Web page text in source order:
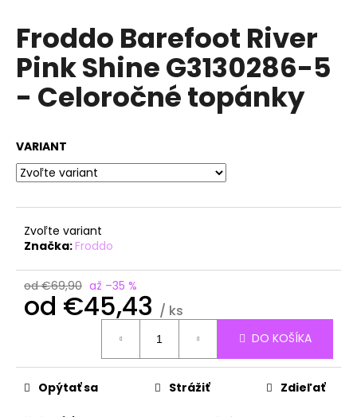
Froddo Barefoot River
Pink Shine G3130286-5
- Celoročné topánky
VARIANT
Zvoľte variant
Značka:Froddo
od €69,90 až –35 %
od €45,43 / ks
DO KOŠÍKA
Opýtať sa Strážiť Zdieľať
j
s
ť
?
HĽADAŤ
O
d
p
o
m
e